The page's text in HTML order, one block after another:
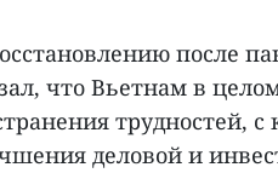
после
что Вьетнам в
трудностей,
деловой и